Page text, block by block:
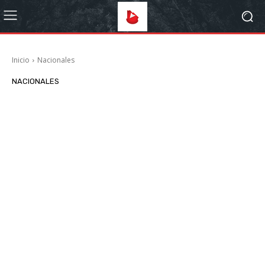
Inicio Nacionales
NACIONALES